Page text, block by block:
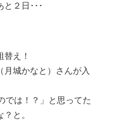
２日･･･
え！
月城かなと）さんが入
では！？」と思ってた
と。